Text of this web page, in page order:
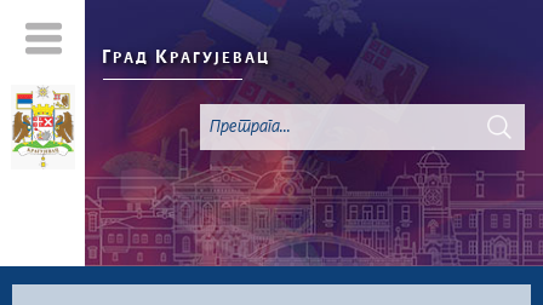
Г РАД К РАГУЈЕВАЦ